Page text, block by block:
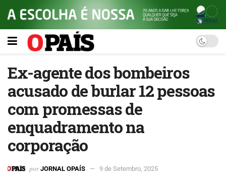
‎Ex-agente dos bombeiros
acusado de burlar 12 pessoas
com promessas de
enquadramento na
corporação‎
por JORNAL OPAÍS 9 de Setembro, 2025